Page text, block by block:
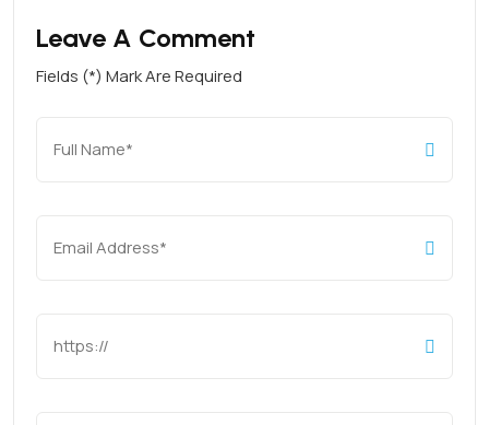
Leave A Comment
Fields (*) Mark Are Required